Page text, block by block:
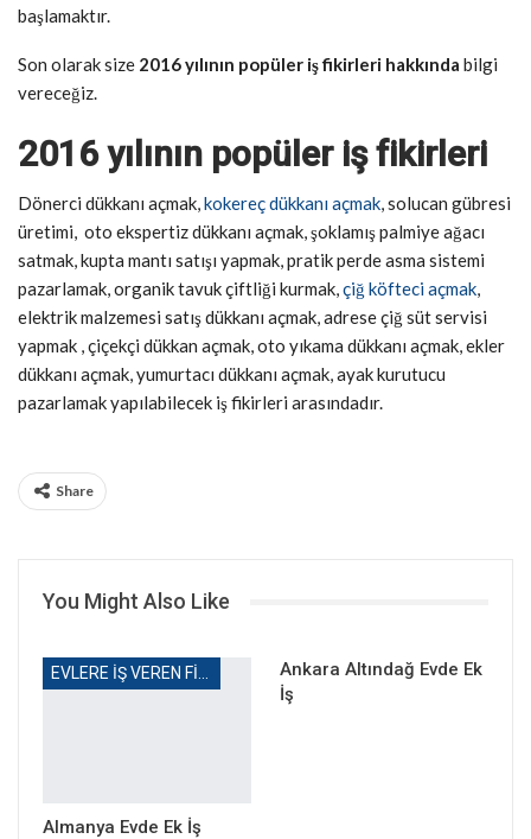
başlamaktır.
Son olarak size 2016 yılının popüler iş fikirleri hakkında bilgi
vereceğiz.
2016 yılının popüler iş fikirleri
Dönerci dükkanı açmak,kokereç dükkanı açmak, solucan gübresi
üretimi, oto ekspertiz dükkanı açmak, şoklamış palmiye ağacı
satmak, kupta mantı satışı yapmak, pratik perde asma sistemi
pazarlamak, organik tavuk çiftliği kurmak,çiğ köfteci açmak,
elektrik malzemesi satış dükkanı açmak, adrese çiğ süt servisi
yapmak , çiçekçi dükkan açmak, oto yıkama dükkanı açmak, ekler
dükkanı açmak, yumurtacı dükkanı açmak, ayak kurutucu
pazarlamak yapılabilecek iş fikirleri arasındadır.
Share
You Might Also Like
Almanya Evde Ek İş
Ankara Altındağ Evde Ek
İş